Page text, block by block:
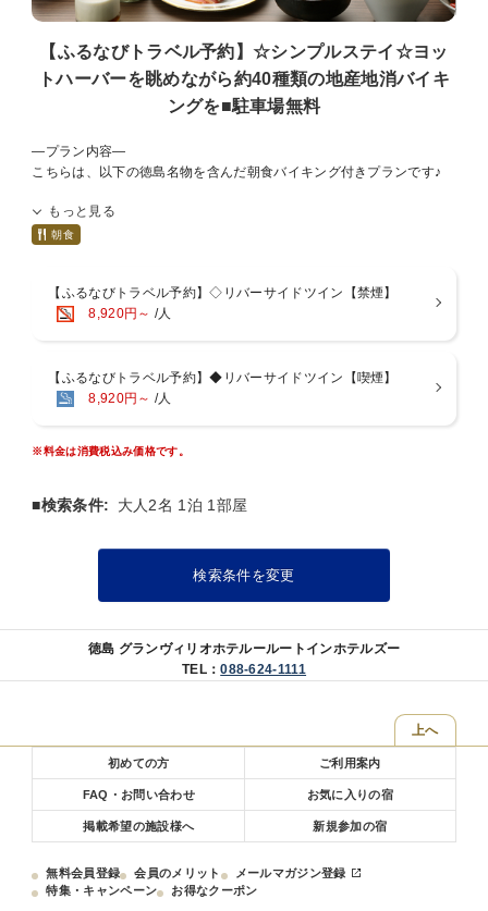
【ふるなびトラベル予約】☆シンプルステイ☆ヨッ
トハーバーを眺めながら約40種類の地産地消バイキ
ングを■駐車場無料
―プラン内容―
こちらは、以下の徳島名物を含んだ朝食バイキング付きプランです♪
・そば米汁
・徳島ラーメン
・たらいうどん
―朝食のご案内―
リバーサイドの景色が見える朝食会場で徳島名物のお料理をはじめ、
バランスのとれた和食・洋食・中華料理をバイキング形式でご提供。
―添い寝のお子様について―
■添い寝対象年齢 小学生以下のお子様まで
■添い寝ご利用の際は下記の追加料金が発生します。
・小学生 お一人様あたり２０００円（税込）
ホテル前、リバーサイド側客室からヨットハーバーの風景が広がま
当施設は徳島県庁横に位置し、ホテルから眉山方面を眺めると
「県庁舎のレンガ色、ヨットの白、眉山の緑」のコントラストをお楽
しみ頂けます。
☆ コンビニエンスストア館内併設
ホテル別館１階にコンビニエンスストア「ローソン」が併設してお
もっと見る
朝食
【ふるなびトラベル予約】◇リバーサイドツイン【禁煙】
8,920円～ /人
【ふるなびトラベル予約】◆リバーサイドツイン【喫煙】
8,920円～ /人
※料金は消費税込み価格です。
■検索条件: 大人2名 1泊 1部屋
検索条件を変更
徳島 グランヴィリオホテルールートインホテルズー
TEL：088-624-1111
上へ
初めての方 ご利用案内
FAQ・お問い合わせ お気に入りの宿
掲載希望の施設様へ 新規参加の宿
無料会員登録 会員のメリット
メールマガジン登録
特集・キャンペーン
お得なクーポン